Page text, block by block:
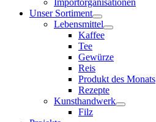
Importorganisationen
Unser Sortiment
Lebensmittel
Kaffee
Tee
Gewürze
Reis
Produkt des Monats
Rezepte
Kunsthandwerk
Filz